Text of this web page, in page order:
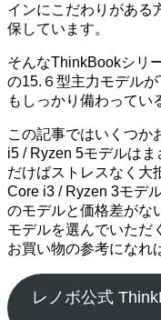
インにこだわりがある
保しています。
そんなThinkBookシリ
の15.６型主力モデル
もしっかり備わってい
この記事ではいくつか
i5 / Ryzen 5モデルは
だけばストレスなく大
Core i3 / Ryzen 3モデ
のモデルと価格差がな
モデルを選んでいただ
お買い物の参考になれ
レノボ公式